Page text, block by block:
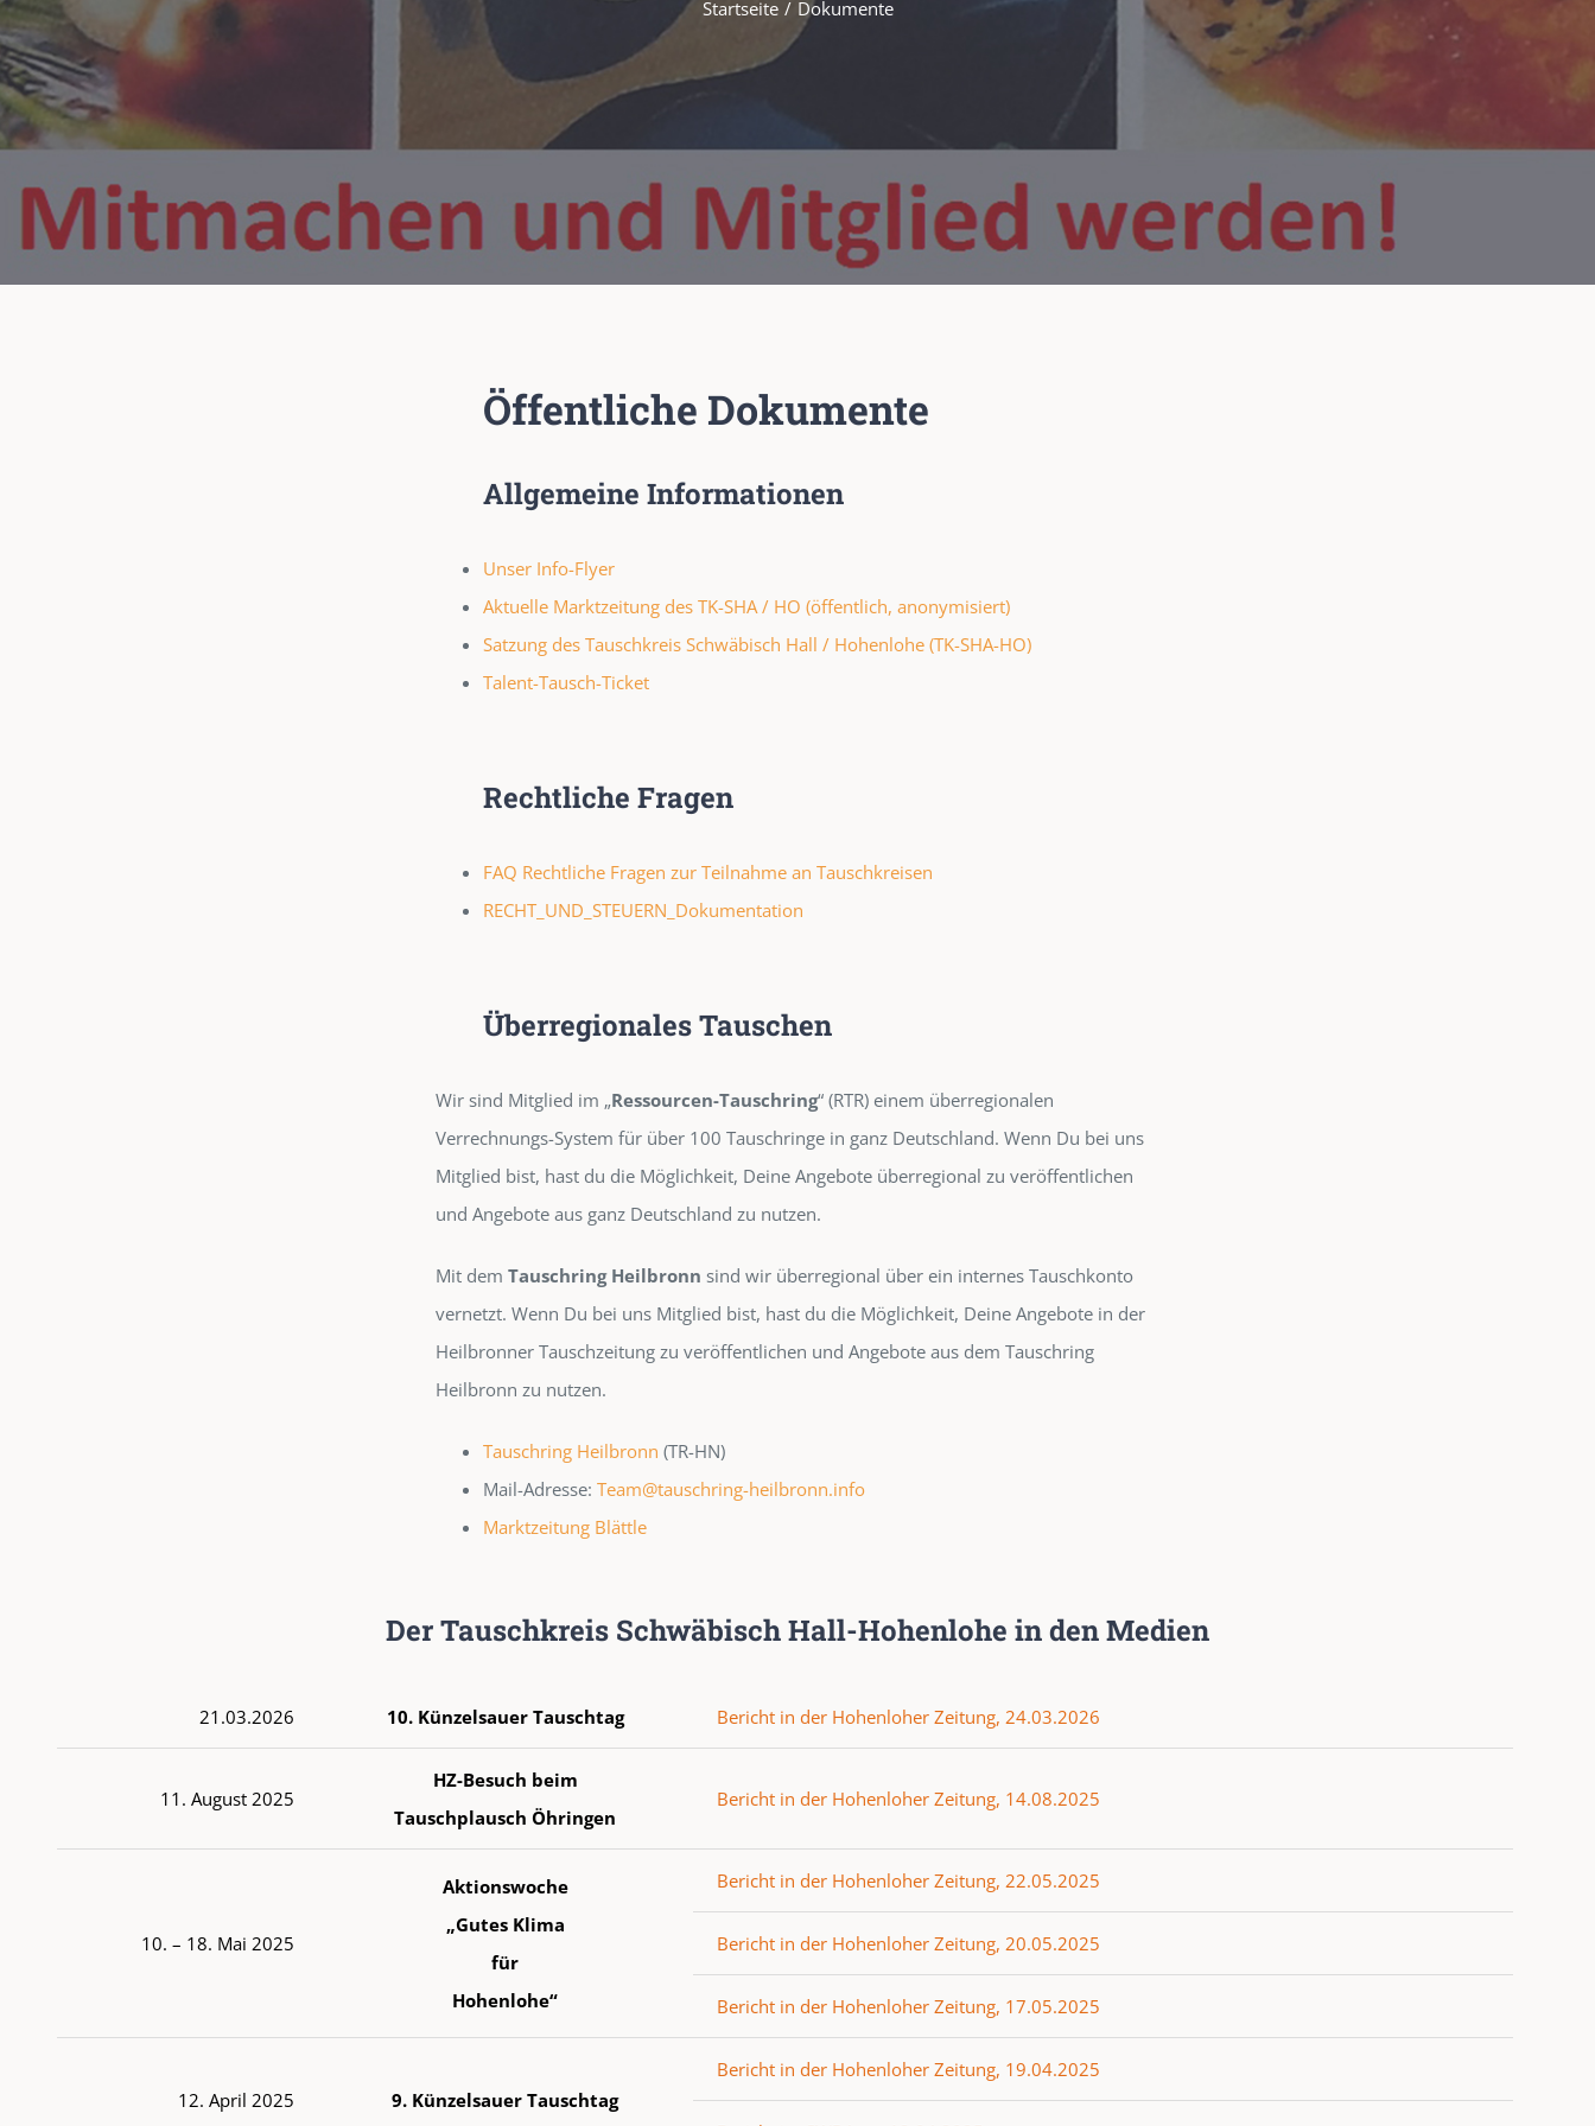
Startseite Dokumente
Öffentliche Dokumente
Allgemeine Informationen
Unser Info-Flyer
Aktuelle Marktzeitung des TK-SHA / HO (öffentlich, anonymisiert)
Satzung des Tauschkreis Schwäbisch Hall / Hohenlohe (TK-SHA-HO)
Talent-Tausch-Ticket
Rechtliche Fragen
FAQ Rechtliche Fragen zur Teilnahme an Tauschkreisen
RECHT_UND_STEUERN_Dokumentation
Überregionales Tauschen
Wir sind Mitglied im „Ressourcen-Tauschring“ (RTR) einem überregionalen
Verrechnungs-System für über 100 Tauschringe in ganz Deutschland. Wenn Du bei uns
Mitglied bist, hast du die Möglichkeit, Deine Angebote überregional zu veröffentlichen
und Angebote aus ganz Deutschland zu nutzen.
Mit dem Tauschring Heilbronn sind wir überregional über ein internes Tauschkonto
vernetzt. Wenn Du bei uns Mitglied bist, hast du die Möglichkeit, Deine Angebote in der
Heilbronner Tauschzeitung zu veröffentlichen und Angebote aus dem Tauschring
Heilbronn zu nutzen.
Tauschring Heilbronn (TR-HN)
Mail-Adresse: Team@tauschring-heilbronn.info
Marktzeitung Blättle
Der Tauschkreis Schwäbisch Hall-Hohenlohe in den Medien
21.03.2026 10. Künzelsauer Tauschtag Bericht in der Hohenloher Zeitung, 24.03.2026
11. August 2025
HZ-Besuch beim
Tauschplausch Öhringen
Bericht in der Hohenloher Zeitung, 14.08.2025
10. – 18. Mai 2025
Aktionswoche
„Gutes Klima
für
Hohenlohe“
Bericht in der Hohenloher Zeitung, 22.05.2025
Bericht in der Hohenloher Zeitung, 20.05.2025
Bericht in der Hohenloher Zeitung, 17.05.2025
12. April 2025 9. Künzelsauer Tauschtag
Bericht in der Hohenloher Zeitung, 19.04.2025